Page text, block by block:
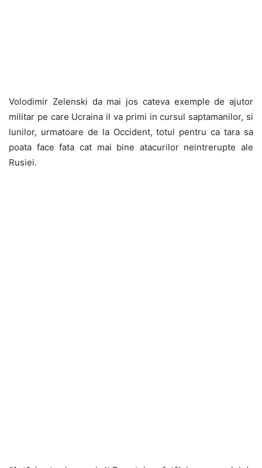
Volodimir Zelenski da mai jos cateva exemple de ajutor
militar pe care Ucraina il va primi in cursul saptamanilor, si
lunilor, urmatoare de la Occident, totul pentru ca tara sa
poata face fata cat mai bine atacurilor neintrerupte ale
Rusiei.